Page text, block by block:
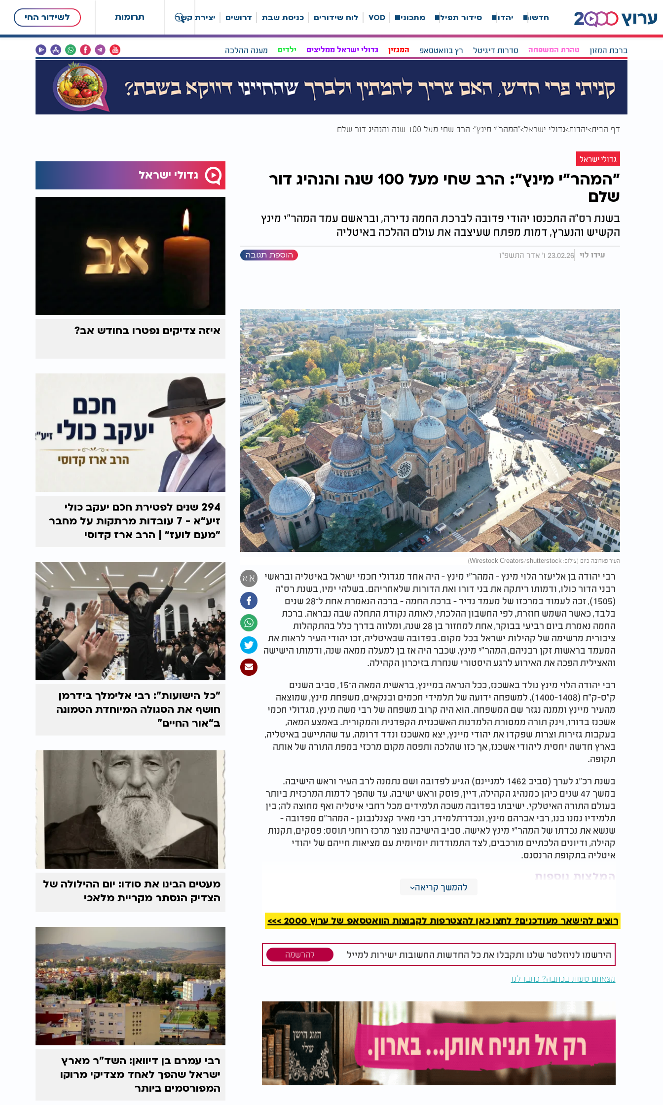
תרומות לשידור החי חדשות יהדות סידור תפילה מתכונים VOD לוח שידורים כניסת שבת דרושים יצירת קשר
ברכת המזון טהרת המשפחה סדרות דיגיטל רץ בוואטסאפ המגזין גדולי ישראל ממליצים ילדים מענה ההלכה
דף הבית יהדות גדולי ישראל "המהר"י מינץ": הרב שחי מעל 100 שנה והנהיג דור שלם
גדולי ישראל
"המהר"י מינץ": הרב שחי מעל 100 שנה והנהיג דור
שלם
בשנת רס"ה התכנסו יהודי פדובה לברכת החמה נדירה, ובראשם עמד המהר"י מינץ
הקשיש והנערץ, דמות מפתח שעיצבה את עולם ההלכה באיטליה
עידו לוי 23.02.26 ו' אדר התשפ"ו הוספת תגובה
העיר פאדובה כיום (צילום: Wirestock Creators/shutterstock)
א א
רבי יהודה בן אליעזר הלוי מינץ - המהר"י מינץ - היה אחד מגדולי חכמי ישראל באיטליה ובראשי
רבני הדור כולו, ודמותו ריתקה את בני דורו ואת הדורות שלאחריהם. בשלהי ימיו, בשנת רס"ה
(1505), זכה לעמוד במרכזו של מעמד נדיר - ברכת החמה - ברכה הנאמרת אחת ל־28 שנים
בלבד, כאשר השמש חוזרת, לפי החשבון ההלכתי, לאותה נקודת התחלה שבה נבראה. ברכת
החמה נאמרת ביום רביעי בבוקר, אחת למחזור בן 28 שנה, ומלווה בדרך כלל בהתקהלות
ציבורית מרשימה של קהילות ישראל בכל מקום. בפדובה שבאיטליה, זכו יהודי העיר לראות את
המעמד בראשות זקן רבניהם, המהר"י מינץ, שכבר היה אז בן למעלה ממאה שנה, ודמותו הישישה
והאצילית הפכה את האירוע לרגע היסטורי שנחרת בזיכרון הקהילה.
רבי יהודה הלוי מינץ נולד באשכנז, ככל הנראה במיינץ, בראשית המאה ה־15, סביב השנים
ק"ס-ק"ח (1400-1408), למשפחה ידועה של תלמידי חכמים ובנקאים, משפחת מינץ, שמוצאה
מהעיר מיינץ וממנה נגזר שם המשפחה. הוא היה קרוב משפחה של רבי משה מינץ, מגדולי חכמי
אשכנז בדורו, וינק תורה ממסורת הלמדנות האשכנזית הקפדנית והמקורית. באמצע המאה,
בעקבות גזירות וצרות שפקדו את יהודי מיינץ, יצא מאשכנז ונדד דרומה, עד שהתיישב באיטליה,
בארץ חדשה יחסית ליהודי אשכנז, אך כזו שהלכה ותפסה מקום מרכזי במפת התורה של אותה
תקופה.
בשנת רכ"ג לערך (סביב 1462 למניינם) הגיע לפדובה ושם נתמנה לרב העיר וראש הישיבה.
במשך 47 שנים כיהן כמנהיג הקהילה, דיין, פוסק וראש ישיבה, עד שהפך לדמות המרכזית ביותר
בעולם התורה האיטלקי. ישיבתו בפדובה משכה תלמידים מכל רחבי איטליה ואף מחוצה לה; בין
תלמידיו נמנו בנו, רבי אברהם מינץ, ונכדו־תלמידו, רבי מאיר קצנלנבוגן - המהר"ם מפדובה -
שנשא את נכדתו של המהר"י מינץ לאישה. סביב הישיבה נוצר מרכז רוחני תוסס: פסקים, תקנות
קהילה, ודיונים הלכתיים מורכבים, לצד התמודדות יומיומית עם מציאות חייהם של יהודי
איטליה בתקופת הרנסנס.
המלצות נוספות
בלעדי: תיעוד מיוחד מציון
רבי יששכר 'בעל המעיין'
במרוקו
"איך אפשר שלא לבכות?"
10 עובדות שלא הכרתם
דמותו של המהר"י מינץ התפרסמה לא רק כגדול בתורה, אלא גם כמנהיג קהילה שידע לשלב
נאמנות למסורת האשכנזית עם הבנה עמוקה למציאות החיים החדשה באיטליה. יש עדויות
שייחסו לו אף מעמד אקדמי כלשהו באוניברסיטת פדובה, כמורה לפילוסופיה, אולם חוקרים בני
זמננו מערערים על אמינות המסורת הזו ורואים בה תוספת מאוחרת. מה שבטוח הוא, שהשפעתו
על חיי הקהילה לא הסתכמה בבית המדרש: הוא תיקן תקנות ציבור, עסק בסדרי הקהילה, ועמד
כחומה בצורה מול ניסיונות חיצוניים לערער על מעמד היהודים בעיר.
להמשך קריאה
רוצים להישאר מעודכנים? לחצו כאן להצטרפות לקבוצות הוואטסאפ של ערוץ 2000 >>>
הירשמו לניוזלטר שלנו ותקבלו את כל החדשות החשובות ישירות למייל להרשמה
מצאתם טעות בכתבה? כתבו לנו
גדולי ישראל
איזה צדיקים נפטרו בחודש אב?
294 שנים לפטירת חכם יעקב כולי
זיע"א - 7 עובדות מרתקות על מחבר
"מעם לועז" | הרב ארז קדוסי
"כל הישועות": רבי אלימלך בידרמן
חושף את הסגולה המיוחדת הטמונה
ב"אור החיים"
מעטים הבינו את סודו: יום ההילולה של
הצדיק הנסתר מקריית מלאכי
רבי עמרם בן דיוואן: השד"ר מארץ
ישראל שהפך לאחד מצדיקי מרוקו
המפורסמים ביותר